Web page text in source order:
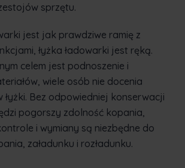
sprzętu.
jest jak prawdziwe ramię z
łyżka ładowarki jest ręką.
celem jest podnoszenie i
wiele osób nie docenia
łyżki. Bez odpowiedniej konserwacji
pogorszy zdolność kopania,
i wymiany są niezbędne do
załadunku i rozładunku.